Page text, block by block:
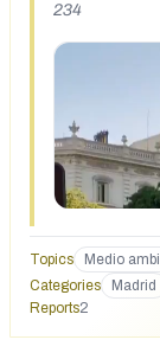
234
Topics Medio
Categories
Madrid
Reports2